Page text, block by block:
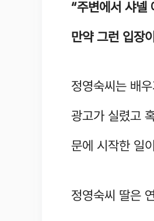
“주변에서 샤넬
만약 그런 입장
정영숙씨는 배
광고가 실렸고
문에 시작한 일
정영숙씨 딸은